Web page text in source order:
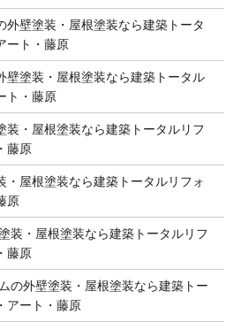
外壁塗装・屋根塗装なら建築トータ
ート・藤原
壁塗装・屋根塗装なら建築トータル
ト・藤原
装・屋根塗装なら建築トータルリフ
藤原
・屋根塗装なら建築トータルリフォ
原
装・屋根塗装なら建築トータルリフ
藤原
の外壁塗装・屋根塗装なら建築トー
アート・藤原